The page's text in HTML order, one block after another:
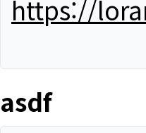
https://
asdf